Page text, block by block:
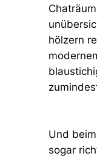
hölzern
Und
sogar